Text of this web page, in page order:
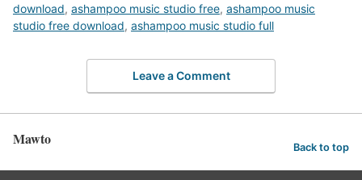
download, ashampoo music studio free, ashampoo music
studio free download, ashampoo music studio full
Leave a Comment
Mawto Back to top